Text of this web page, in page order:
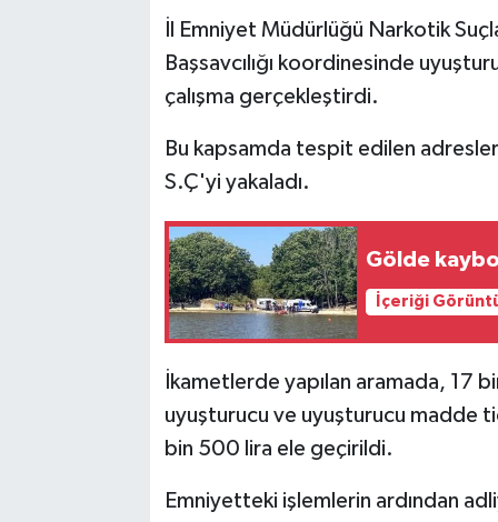
İl Emniyet Müdürlüğü Narkotik
Başsavcılığı koordinesinde
çalışma gerçekleştirdi.
Bu kapsamda tespit edilen
S.Ç'yi yakaladı.
Gölde
İçeriği
İkametlerde yapılan aramada, 17
uyuşturucu ve uyuşturucu madde
bin 500 lira ele geçirildi.
Emniyetteki işlemlerin ardından